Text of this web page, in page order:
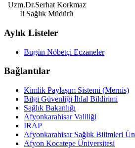
Uzm.Dr.Serhat Korkmaz
İl Sağlık Müdürü
Aylık Listeler
Bugün Nöbetçi Eczaneler
Bağlantılar
Kimlik Paylaşım Sistemi (Mernis)
Bilgi Güvenliği İhlal Bildirimi
Sağlık Bakanlığı
Afyonkarahisar Valiliği
İRAP
Afyonkarahisar Sağlık Bilimleri
Afyon Kocatepe Üniversitesi